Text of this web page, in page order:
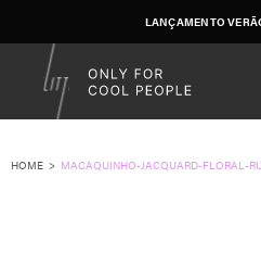
LANÇAMENTO
MACAQUINHO-JACQUARD-FLORAL-